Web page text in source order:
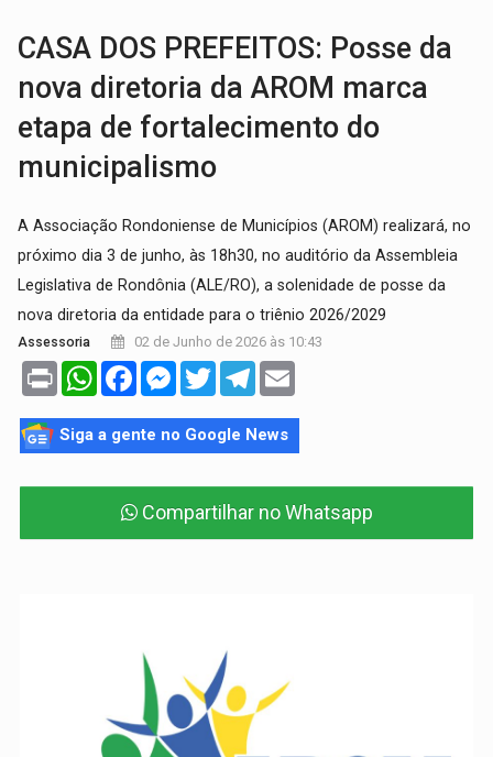
CASA DOS PREFEITOS: Posse da
nova diretoria da AROM marca
etapa de fortalecimento do
municipalismo
A Associação Rondoniense de Municípios (AROM) realizará, no
próximo dia 3 de junho, às 18h30, no auditório da Assembleia
Legislativa de Rondônia (ALE/RO), a solenidade de posse da
nova diretoria da entidade para o triênio 2026/2029
Assessoria 02 de Junho de 2026 às 10:43
Print WhatsAppFacebookMessenger
TwitterTelegram
Siga a gente no Google News
Compartilhar no Whatsapp